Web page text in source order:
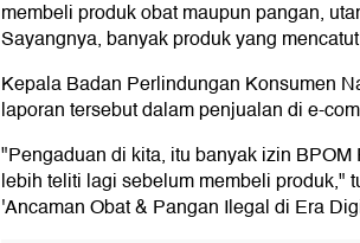
membeli produk obat maupun pangan,
Sayangnya, banyak produk yang
Kepala Badan Perlindungan Konsumen
laporan tersebut dalam penjualan di e-
"Pengaduan di kita, itu banyak izin
lebih teliti lagi sebelum membeli produk,"
'Ancaman Obat & Pangan Ilegal di Era